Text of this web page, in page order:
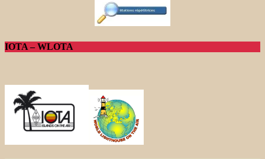
IOTA – WLOTA